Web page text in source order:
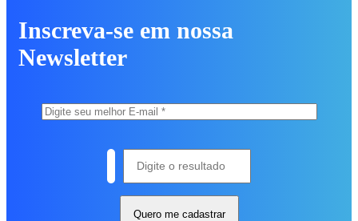
Inscreva-se em nossa
Newsletter
Quero me cadastrar